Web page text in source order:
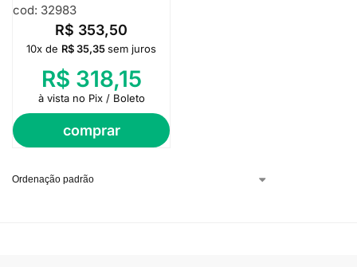
cod: 32983
R$ 353,50
comprar
10x de R$35,35sem juros
R$ 318,15
à vista no Pix / Boleto